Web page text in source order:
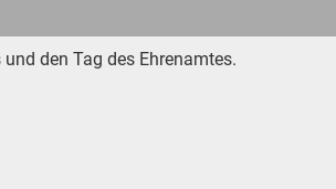
den Tag des Ehrenamtes.